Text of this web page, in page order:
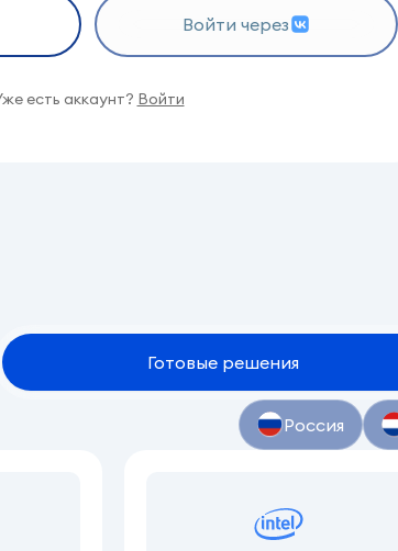
Войти через
есть аккаунт? Войти
Готовые решения
Россия